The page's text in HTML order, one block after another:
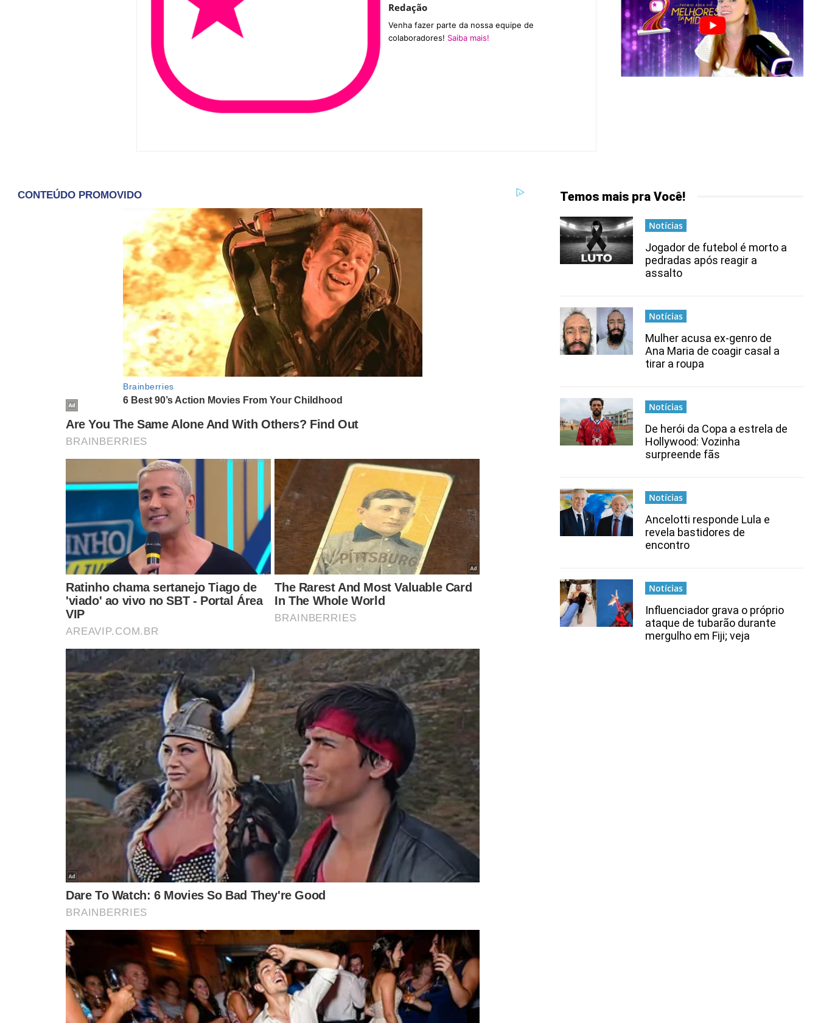
Redação
Venha fazer parte da nossa equipe de
colaboradores! Saiba mais!
Temos mais pra Você!
Notícias
Jogador de futebol é morto a
pedradas após reagir a
assalto
Notícias
Mulher acusa ex-genro de
Ana Maria de coagir casal a
tirar a roupa
Notícias
De herói da Copa a estrela de
Hollywood: Vozinha
surpreende fãs
Notícias
Ancelotti responde Lula e
revela bastidores de
encontro
Notícias
Influenciador grava o próprio
ataque de tubarão durante
mergulho em Fiji; veja